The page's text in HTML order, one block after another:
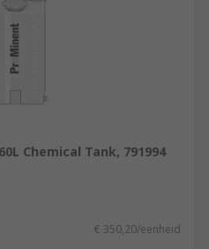
Chemical Tank, 791994
€ 350,20/eenheid